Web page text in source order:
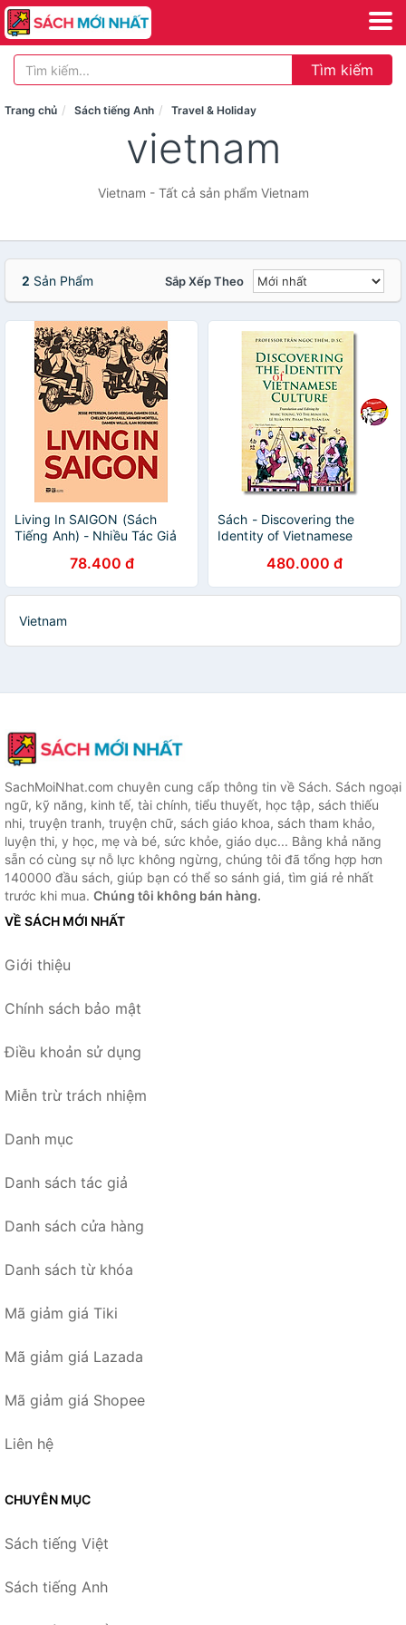
Tìm kiếm
Trang chủ Sách tiếng Anh Travel & Holiday
vietnam
Vietnam - Tất cả sản phẩm Vietnam
2 Sản Phẩm Sắp Xếp Theo
Living In SAIGON (Sách
Tiếng Anh) - Nhiều Tác Giả
78.400 đ
Sách - Discovering the
Identity of Vietnamese
- Ngoại văn Văn hóa Việt
Nam
480.000 đ
Vietnam
SachMoiNhat.com chuyên cung cấp thông tin về Sách. Sách ngoại
ngữ, kỹ năng, kinh tế, tài chính, tiểu thuyết, học tập, sách thiếu
nhi, truyện tranh, truyện chữ, sách giáo khoa, sách tham khảo,
luyện thi, y học, mẹ và bé, sức khỏe, giáo dục... Bằng khả năng
sẵn có cùng sự nỗ lực không ngừng, chúng tôi đã tổng hợp hơn
140000 đầu sách, giúp bạn có thể so sánh giá, tìm giá rẻ nhất
trước khi mua. Chúng tôi không bán hàng.
VỀ SÁCH MỚI NHẤT
Giới thiệu
Chính sách bảo mật
Điều khoản sử dụng
Miễn trừ trách nhiệm
Danh mục
Danh sách tác giả
Danh sách cửa hàng
Danh sách từ khóa
Mã giảm giá Tiki
Mã giảm giá Lazada
Mã giảm giá Shopee
Liên hệ
CHUYÊN MỤC
Sách tiếng Việt
Sách tiếng Anh